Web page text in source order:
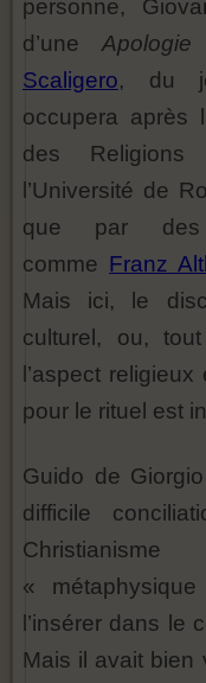
personne,
d’une
Scaligero, du
occupera après
des
l’Université de
que par des
comme Franz
Mais ici, le
culturel, ou,
l’aspect
pour le rituel est
Guido de
difficile
«
l’insérer dans le
Mais il avait bien